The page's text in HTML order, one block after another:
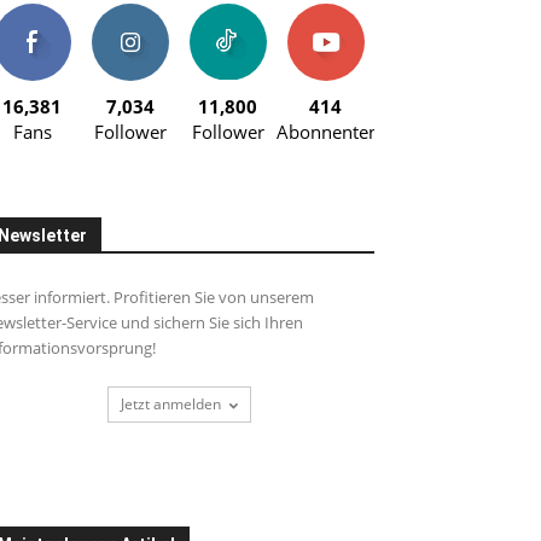
16,381
Fans
7,034
Follower
11,800
Follower
414
Abonnenten
Newsletter
informiert. Profitieren Sie von unserem
Service und sichern Sie sich Ihren
Jetzt anmelden